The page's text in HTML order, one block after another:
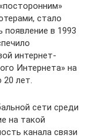
стало
в 1993
интернет-
Интернета» на
20 лет.
сети среди
на такой
канала связи